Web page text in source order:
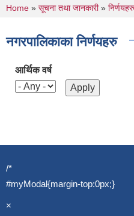
You are here
Home » सूचना तथा जानकारी» निर्णयहरु
नगरपालिकाका निर्णयहरु
आर्थिक वर्ष
/*
#myModal{margin-top:0px;}
×